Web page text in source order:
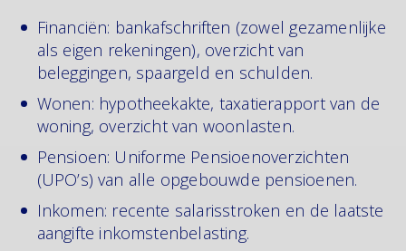
Financiën: bankafschriften (zowel gezamenlijke
als eigen rekeningen), overzicht van
beleggingen, spaargeld en schulden.
Wonen: hypotheekakte, taxatierapport van de
woning, overzicht van woonlasten.
Pensioen: Uniforme Pensioenoverzichten
(UPO’s) van alle opgebouwde pensioenen.
Inkomen: recente salarisstroken en de laatste
aangifte inkomstenbelasting.